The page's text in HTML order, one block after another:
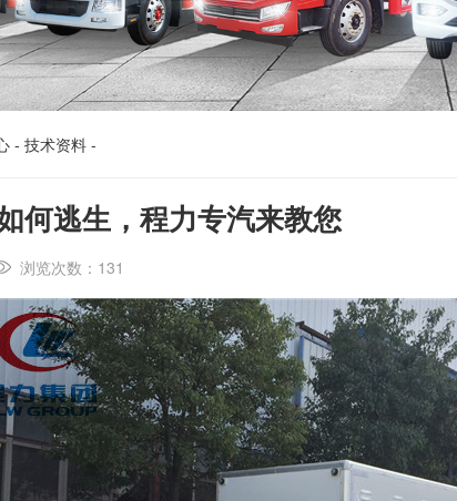
- 技术资料 -
何逃生，程力专汽来教您
浏览次数：131